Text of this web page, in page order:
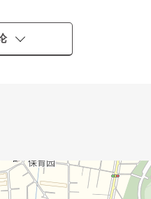
2分
的限制
适地舒畅的空间